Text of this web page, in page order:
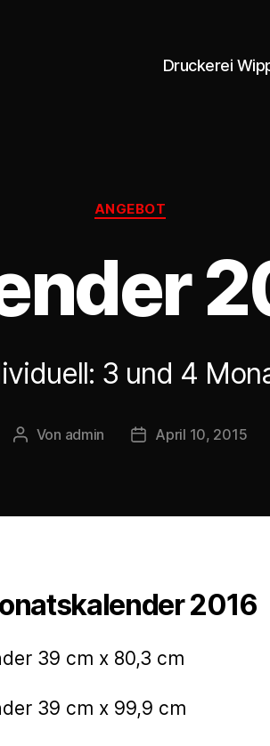
Druckerei
Kategorien
ANGEBOT
3 und 4
Beitragsautor
Von admin April 10, 2015
2016
39 cm x 80,3 cm
39 cm x 99,9 cm